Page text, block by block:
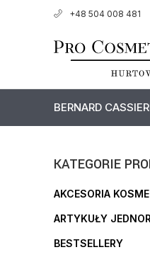
+48 504 008 481
BERNARD
KATEGORIE
AKCESORIA
ARTYKUŁY
BESTSELLERY